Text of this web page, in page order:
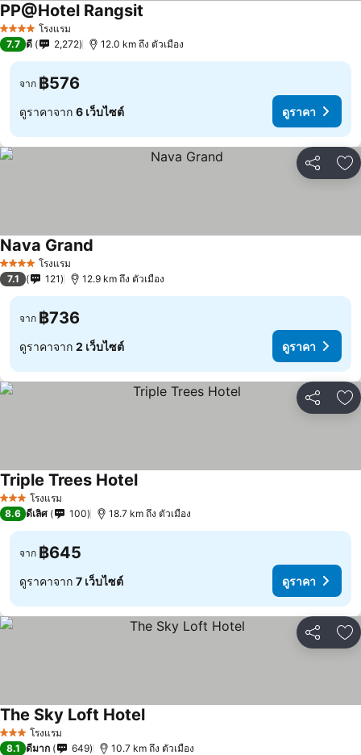
4 ดาว โรงแรม
PP@Hotel Rangsit
7.7 ดี 2,272 12.0 km ถึง ตัวเมือง
จาก ฿576
ดูราคาจาก 6 เว็บไซต์ ดูราคา
แชร์ เ
4 ดาว โรงแรม
Nava Grand
7.1 121 12.9 km ถึง ตัวเมือง
จาก ฿736
ดูราคาจาก 2 เว็บไซต์ ดูราคา
แชร์ เ
3 ดาว โรงแรม
Triple Trees Hotelดูราคา
8.6 ดีเลิศ 100 18.7 km ถึง ตัวเมือง
จาก ฿645
ดูราคาจาก 7 เว็บไซต์ ดูราคา
แชร์ เ
3 ดาว โรงแรม
The Sky Loft Hotelดูราคา
8.1 ดีมาก 649 10.7 km ถึง ตัวเมือง